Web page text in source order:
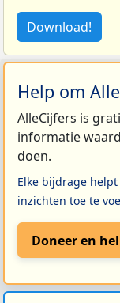
Download!
Help om
AlleCijfers is
informatie
doen.
Elke bijdrage
inzichten toe te
Doneer en